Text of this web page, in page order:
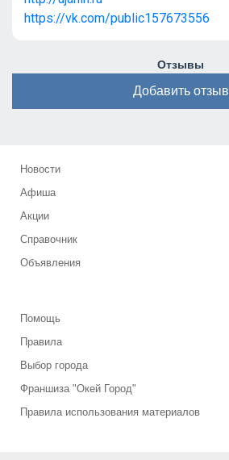
https://vk.com/public157673556
Отзывы
Добавить отзыв
Новости
Афиша
Акции
Справочник
Объявления
Помощь
Правила
Выбор города
Франшиза "Окей Город"
Правила использования материалов